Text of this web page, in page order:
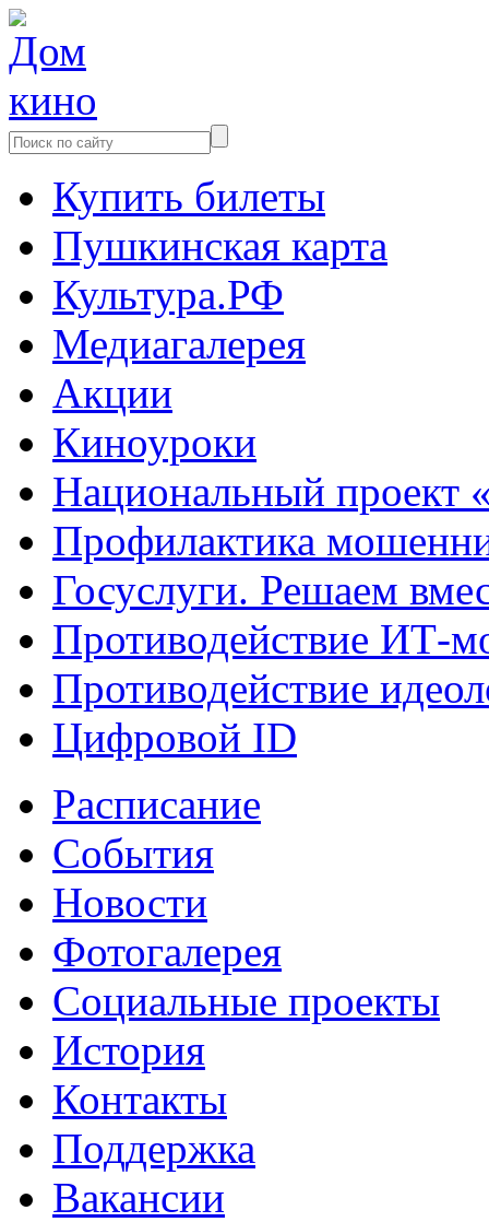
Купить билеты
Пушкинская карта
Культура.РФ
Медиагалерея
Акции
Киноуроки
Национальный проект
Профилактика
Госуслуги. Решаем
Противодействие ИТ-
Противодействие
Цифровой ID
Расписание
События
Новости
Фотогалерея
Социальные проекты
История
Контакты
Поддержка
Вакансии